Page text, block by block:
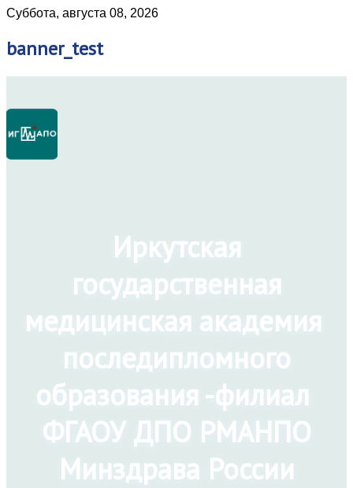
Суббота, августа 08, 2026
banner_test
Иркутская
государственная
медицинская академия
последипломного
образования -филиал
ФГАОУ ДПО РМАНПО
Минздрава России